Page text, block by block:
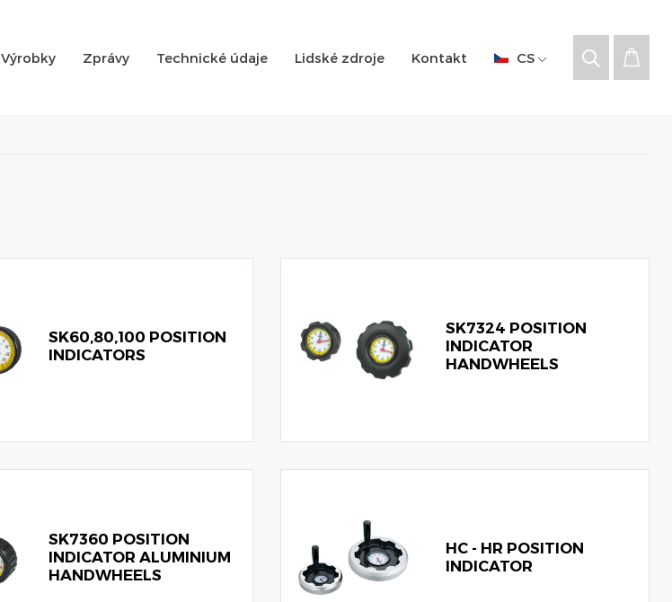
Výrobky Zprávy Technické údaje Lidské zdroje Kontakt CS
SK60,80,100 POSITION
INDICATORS
SK7324 POSITION
INDICATOR
HANDWHEELS
SK7360 POSITION
INDICATOR ALUMINIUM
HANDWHEELS
HC - HR POSITION
INDICATOR